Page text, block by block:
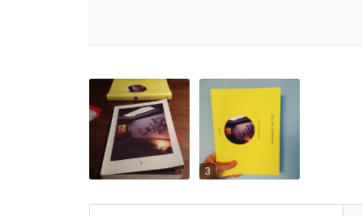
‘견디는’ 집이 아닌 최적화된 살림집이었다.
어락당의 건축 주체들은 이 고민의 해결을 위해
소재로 지어지는 한옥의 특성상 계절 변화에 따
효율성을 극대화하기 위해 내외부 공간에 대
디자인을 의미하는 것이 아니다. 저자는 서촌에
아쉬워했다. 그 아쉬움을 해결하기 위해 여러 차
실현했고, 성공적인 결과를 이끌어냈다. 어락
3